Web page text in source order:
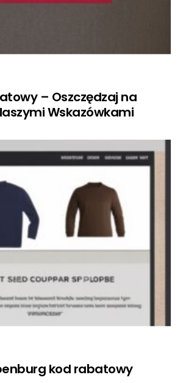
– Oszczędzaj na
Wskazówkami
kod rabatowy